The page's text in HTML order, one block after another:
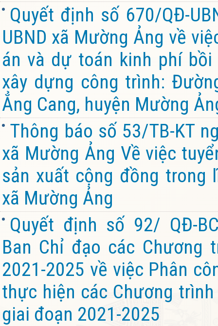
Quyết định số 670/QĐ-
UBND xã Mường Ảng về
án và dự toán kinh phí
xây dựng công trình:
Ẳng Cang, huyện Mường
Thông báo số 53/TB-KT
xã Mường Ảng Về việc
sản xuất cộng đồng trong
xã Mường Ảng
Quyết định số 92/ QĐ-
Ban Chỉ đạo các
2021-2025 về việc Phân
thực hiện các Chương
giai đoạn 2021-2025